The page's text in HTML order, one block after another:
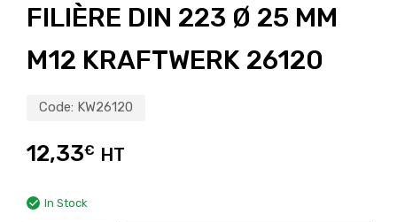
FILIÈRE DIN 223 Ø 25 MM
M12 KRAFTWERK 26120
Code: KW26120
12,33€ HT
In Stock